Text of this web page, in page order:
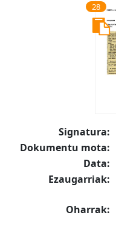
28
Signatura:
Dokumentu mota:
Data:
Ezaugarriak:
Oharrak: